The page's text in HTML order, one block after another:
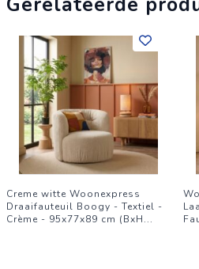
Creme witte Woonexpress
Draaifauteuil Boogy - Textiel -
Crème - 95x77x89 cm (BxH...